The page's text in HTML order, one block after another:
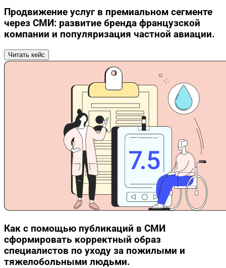
Продвижение услуг в премиальном сегменте
через СМИ: развитие бренда французской
компании и популяризация частной авиации.
Читать кейс
Как с помощью публикаций в СМИ
сформировать корректный образ
специалистов по уходу за пожилыми и
тяжелобольными людьми.